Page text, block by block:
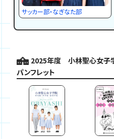
サッカー部・なぎなた部
2025年度 小林聖心女子
パンフレット